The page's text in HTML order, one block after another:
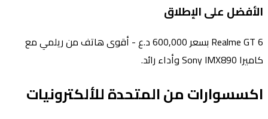
الأفضل على الإطلاق
Realme GT 6 بسعر 600,000 د.ع - أقوى هاتف من ريلمي مع
كاميرا Sony IMX890 وأداء رائد.
اكسسوارات من المتحدة للألكترونيات